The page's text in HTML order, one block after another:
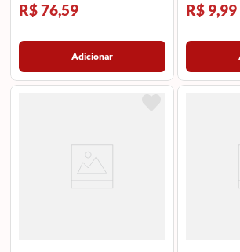
R$ 76,59
Adicionar
R$ 9,99